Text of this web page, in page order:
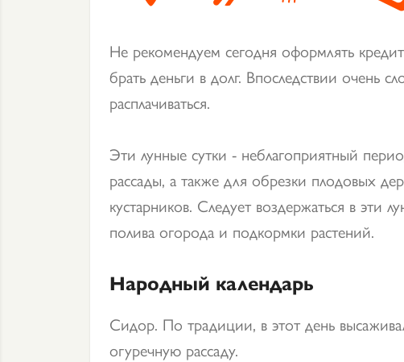
Не рекомендуем сегодня оформлять
брать деньги в долг. Впоследствии очень
расплачиваться.
Эти лунные сутки - неблагоприятный
рассады, а также для обрезки плодовых
кустарников. Следует воздержаться в эти
полива огорода и подкормки растений.
Народный календарь
Сидор. По традиции, в этот день
огуречную рассаду.